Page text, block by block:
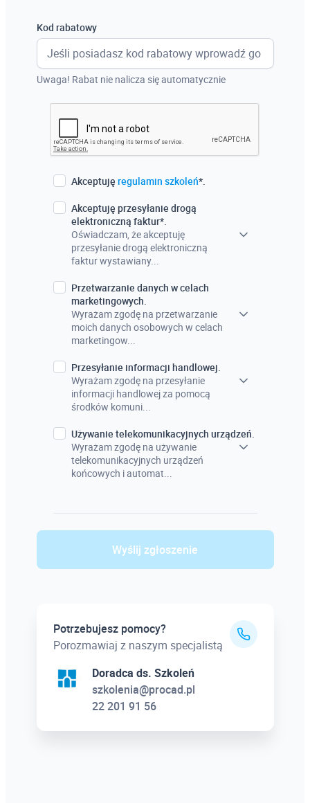
Kod rabatowy
Uwaga! Rabat nie nalicza się automatycznie
Akceptuję regulamin szkoleń*.
Akceptuję przesyłanie drogą
elektroniczną faktur*.
Oświadczam, że akceptuję
przesyłanie drogą elektroniczną
faktur wystawiany...
Przetwarzanie danych w celach
marketingowych.
Wyrażam zgodę na przetwarzanie
moich danych osobowych w celach
marketingow...
Przesyłanie informacji handlowej.
Wyrażam zgodę na przesyłanie
informacji handlowej za pomocą
środków komuni...
Używanie telekomunikacyjnych urządzeń.
Wyrażam zgodę na używanie
telekomunikacyjnych urządzeń
końcowych i automat...
Wyślij zgłoszenie
Potrzebujesz pomocy?
Porozmawiaj z naszym specjalistą
Doradca ds. Szkoleń
szkolenia@procad.pl
22 201 91 56
Włochy
Francja
Szwecja
Holandia
Czechy